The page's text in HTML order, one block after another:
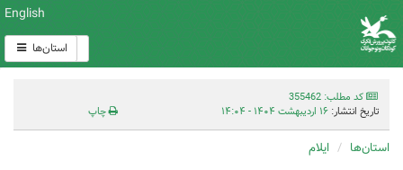
English
استان‌ها
کد مطلب: 355462
تاریخ انتشار: ۱۶ اردیبهشت ۱۴۰۴ - ۱۴:۰۴ چاپ
استان‌ها ایلام